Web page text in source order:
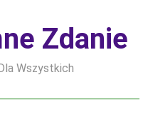
Zdanie
Wszystkich